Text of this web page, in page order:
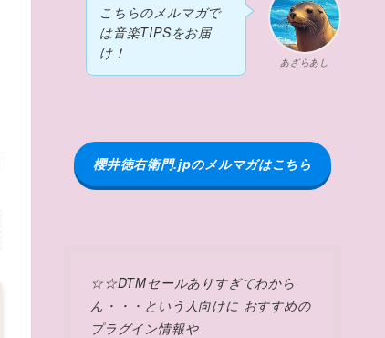
あざらあし
こちらのメルマガで
は音楽TIPSをお届
け！
櫻井徳右衛門.jpのメルマガはこちら
☆☆DTMセールありすぎてわから
ん・・・という人向けに おすすめの
プラグイン情報や